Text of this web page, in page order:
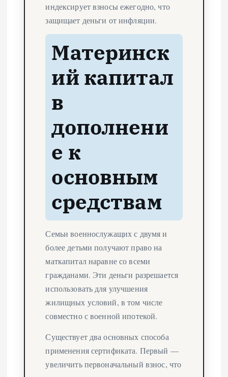
индексирует взносы ежегодно, что
защищает деньги от инфляции.
Материнск
ий капитал
в
дополнени
е к
основным
средствам
Семьи военнослужащих с двумя и
более детьми получают право на
маткапитал наравне со всеми
гражданами. Эти деньги разрешается
использовать для улучшения
жилищных условий, в том числе
совместно с военной ипотекой.
Существует два основных способа
применения сертификата. Первый —
увеличить первоначальный взнос, что